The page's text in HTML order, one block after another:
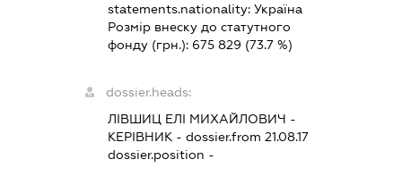
statements.nationality: Україна
Розмір внеску до статутного
фонду (грн.): 675 829 (73.7 %)
dossier.heads:
ЛІВШИЦ ЕЛІ МИХАЙЛОВИЧ -
КЕРІВНИК - dossier.from 21.08.17
dossier.position -